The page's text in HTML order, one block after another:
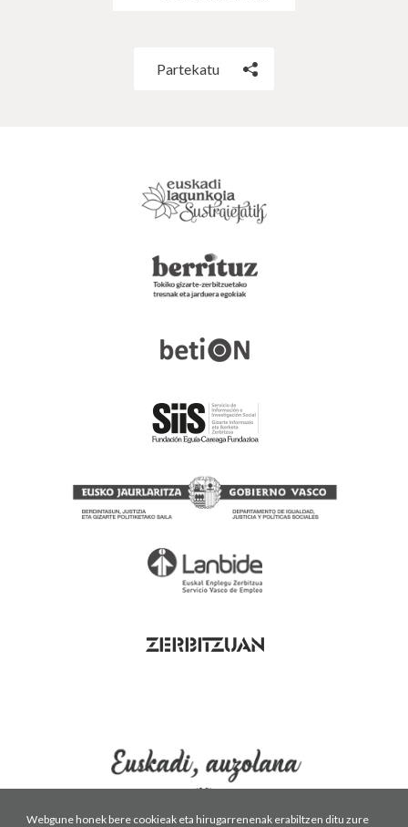
Partekatu
Webgune honek bere cookieak eta hirugarrenenak erabiltzen ditu zure